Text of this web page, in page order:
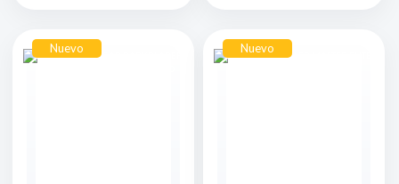
Nuevo Nuevo